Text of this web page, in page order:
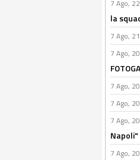
7 Ago,
la
7 Ago,
7 Ago,
7 Ago,
7 Ago,
7 Ago,
Napoli"
7 Ago,